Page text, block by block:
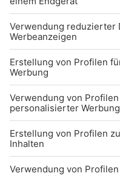
UNTERNEHMEN
Kontakt
Jobs
Sendeempfang
Über uns
AKTIV DARAN,